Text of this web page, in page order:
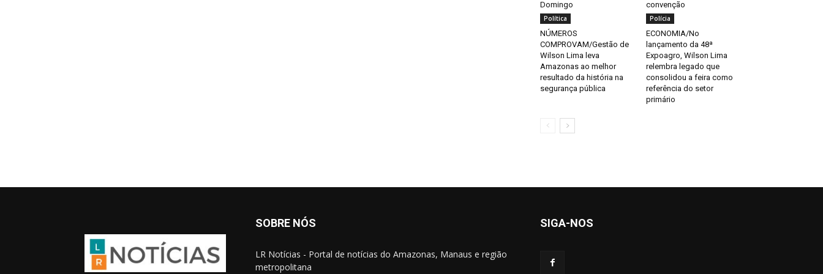
Domingo
convenção
Política
NÚMEROS
COMPROVAM/Gestão de
Wilson Lima leva
Amazonas ao melhor
resultado da história na
segurança pública
Polícia
ECONOMIA/No
lançamento da 48ª
Expoagro, Wilson Lima
relembra legado que
consolidou a feira como
referência do setor
primário
SOBRE NÓS
LR Notícias - Portal de notícias do Amazonas, Manaus e região
metropolitana
SIGA-NOS